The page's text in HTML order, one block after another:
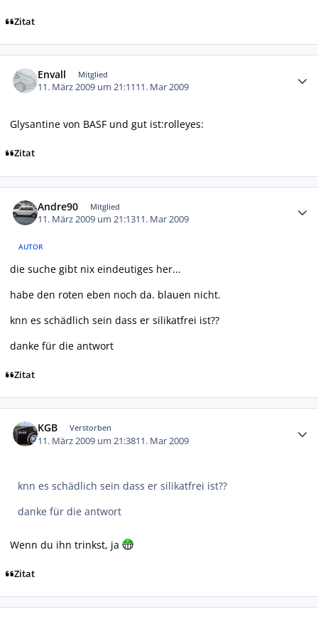
Zitat
Envall Mitglied
11. März 2009 um 21:1111. Mar 2009
Glysantine von BASF und gut ist:rolleyes:
Zitat
Andre90 Mitglied
11. März 2009 um 21:1311. Mar 2009
AUTOR
die suche gibt nix eindeutiges her...
habe den roten eben noch da. blauen nicht.
knn es schädlich sein dass er silikatfrei ist??
danke für die antwort
Zitat
KGB Verstorben
11. März 2009 um 21:3811. Mar 2009
knn es schädlich sein dass er silikatfrei ist??
danke für die antwort
Wenn du ihn trinkst, ja
Zitat